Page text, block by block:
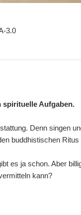
3.0
spirituelle Aufgaben.
Denn singen
buddhistischen Ritus
es ja schon. Aber
kann?